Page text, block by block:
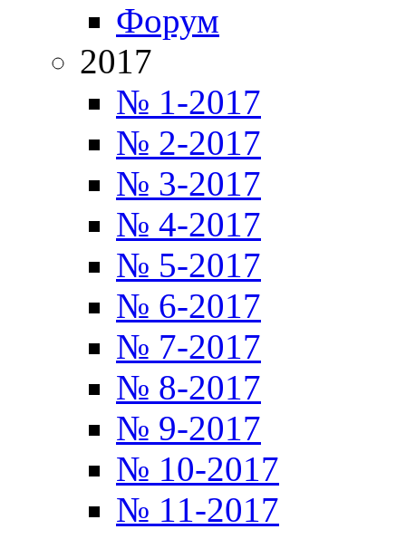
Форум
2017
№ 1-2017
№ 2-2017
№ 3-2017
№ 4-2017
№ 5-2017
№ 6-2017
№ 7-2017
№ 8-2017
№ 9-2017
№ 10-2017
№ 11-2017